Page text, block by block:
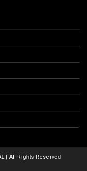
| All Rights Reserved